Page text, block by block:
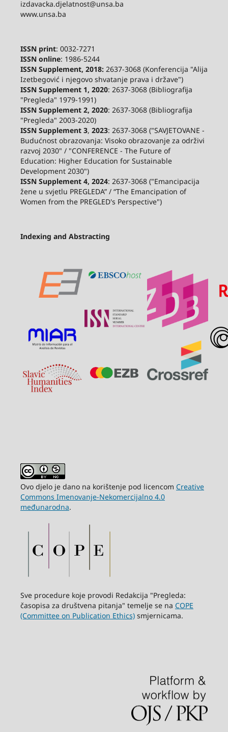
izdavacka.djelatnost@unsa.ba
www.unsa.ba
ISSN print: 0032-7271
ISSN online: 1986-5244
ISSN Supplement, 2018:2637-3068 (Konferencija "Alija
Izetbegović i njegovo shvatanje prava i države")
ISSN Supplement 1, 2020: 2637-3068 (Bibliografija
"Pregleda" 1979-1991)
ISSN Supplement 2, 2020: 2637-3068 (Bibliografija
"Pregleda" 2003-2020)
ISSN Supplement 3, 2023: 2637-3068 ("SAVJETOVANE -
Budućnost obrazovanja: Visoko obrazovanje za održivi
razvoj 2030" / "CONFERENCE - The Future of
Education: Higher Education for Sustainable
Development 2030")
ISSN Supplement 4, 2024: 2637-3068 ("Emancipacija
žene u svjetlu PREGLEDA” / “The Emancipation of
Women from the PREGLED's Perspective")
Indexing and Abstracting
Ovo djelo je dano na korištenje pod licencom Creative
Commons Imenovanje-Nekomercijalno 4.0
međunarodna.
Sve procedure koje provodi Redakcija "Pregleda:
časopisa za društvena pitanja" temelje se na COPE
(Committee on Publication Ethics)smjernicama.